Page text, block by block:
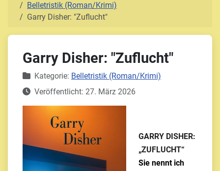
Belletristik (Roman/Krimi)
Garry Disher: "Zuflucht"
Garry Disher: "Zuflucht"
DetailsKategorie: Belletristik (Roman/Krimi)
Veröffentlicht: 27. März 2026
GARRY DISHER:
„ZUFLUCHT“
Sie nennt ich